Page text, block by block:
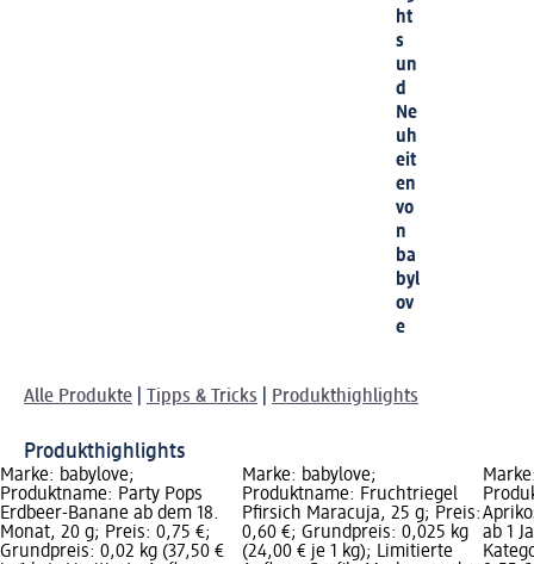
ht
s
un
d
Ne
uh
eit
en
vo
n
ba
byl
ov
e
Alle Produkte Tipps & Tricks Produkthighlights
Produkthighlights
Marke: babylove;
Produktname: Party Pops
Erdbeer-Banane ab dem 18.
Monat, 20 g; Preis: 0,75 €;
Grundpreis: 0,02 kg (37,50 €
Marke: babylove;
Produktname: Fruchtriegel
Pfirsich Maracuja, 25 g; Preis:
0,60 €; Grundpreis: 0,025 kg
(24,00 € je 1 kg); Limitierte
ab 1